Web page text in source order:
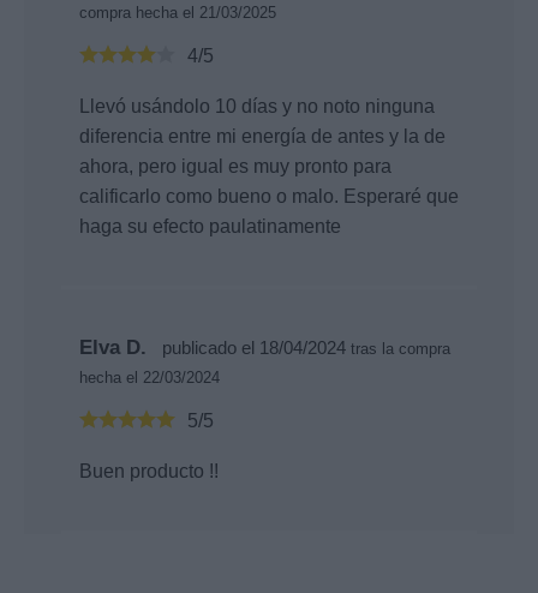
compra hecha el 21/03/2025
4/5
Llevó usándolo 10 días y no noto ninguna
diferencia entre mi energía de antes y la de
ahora, pero igual es muy pronto para
calificarlo como bueno o malo. Esperaré que
haga su efecto paulatinamente
Elva D. publicado el 18/04/2024 tras la compra
hecha el 22/03/2024
5/5
Buen producto !!